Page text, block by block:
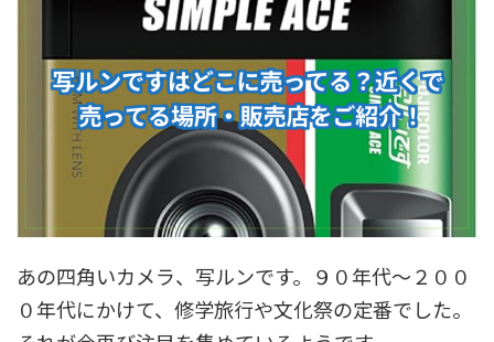
あの四角いカメラ、写ルンです。９０年代～２００
０年代にかけて、修学旅行や文化祭の定番でした。